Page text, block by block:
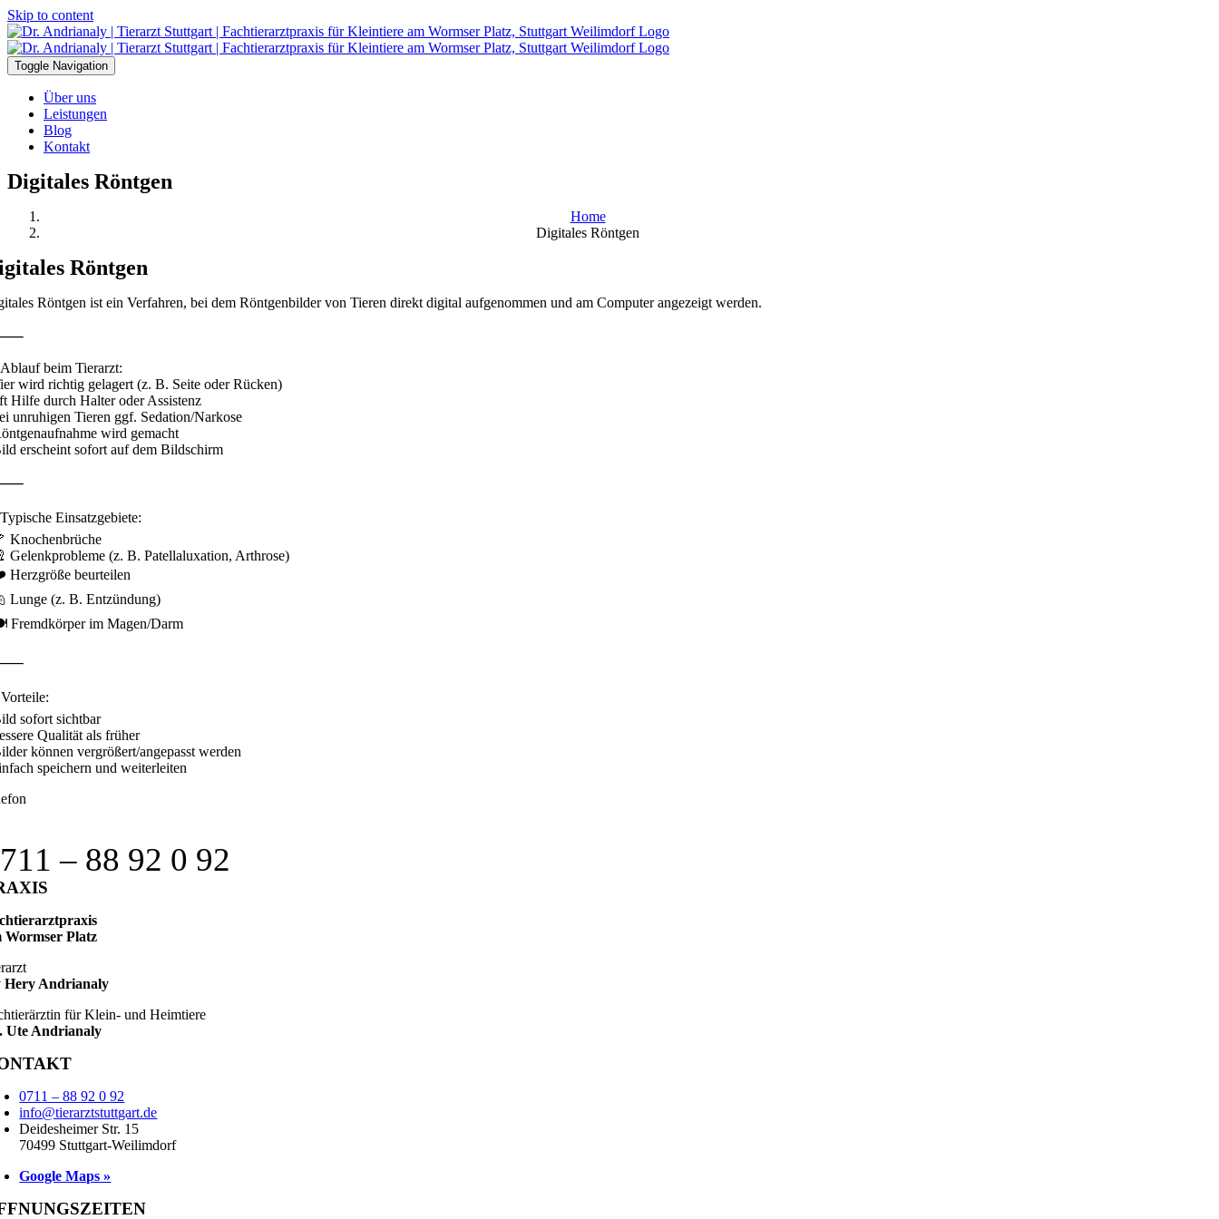
Skip to content
Toggle Navigation
Über uns
Leistungen
Blog
Kontakt
Digitales Röntgen
Home
Digitales Röntgen
Röntgen
Röntgen ist ein Verfahren, bei dem Röntgenbilder von Tieren direkt digital aufgenommen und am Computer angezeigt werden.
beim Tierarzt:
wird richtig gelagert (z. B. Seite oder Rücken)
Hilfe durch Halter oder Assistenz
unruhigen Tieren ggf. Sedation/Narkose
wird gemacht
erscheint sofort auf dem Bildschirm
Einsatzgebiete:
Knochenbrüche
Gelenkprobleme (z. B. Patellaluxation, Arthrose)
Herzgröße beurteilen
Lunge (z. B. Entzündung)
Fremdkörper im Magen/Darm
sofort sichtbar
Qualität als früher
können vergrößert/angepasst werden
speichern und weiterleiten
– 88 92 0 92
Wormser Platz
Hery Andrianaly
für Klein- und Heimtiere
Ute Andrianaly
0711 – 88 92 0 92
info@tierarztstuttgart.de
Deidesheimer Str. 15
70499 Stuttgart-Weilimdorf
Google Maps »